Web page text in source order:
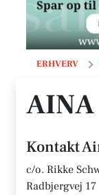
ERHVERV
Aina
AINA
Kontakt
c/o. Rikke
Radbjergvej 17